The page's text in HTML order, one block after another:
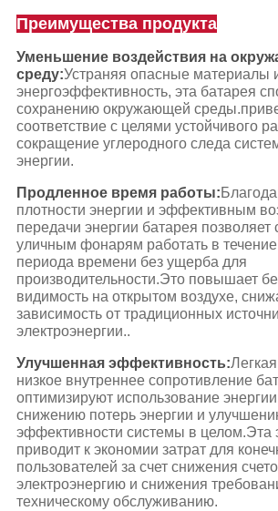
Преимущества продукта
Уменьшение воздействия на
среду:Устраняя опасные материалы
энергоэффективность, эта батарея
сохранению окружающей
соответствие с целями устойчивого
сокращение углеродного следа
энергии.
Продленное время работы:
плотности энергии и эффективным
передачи энергии батарея
уличным фонарям работать в течение
периода времени без ущерба для
производительности.Это повышает
видимость на открытом воздухе,
зависимость от традиционных
электроэнергии..
Улучшенная эффективность:
низкое внутреннее сопротивление
оптимизируют использование
снижению потерь энергии и
эффективности системы в целом.Эта
приводит к экономии затрат для
пользователей за счет снижения
электроэнергию и снижения
техническому обслуживанию.